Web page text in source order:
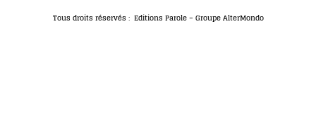
Tous droits réservés : Editions Parole – Groupe AlterMondo